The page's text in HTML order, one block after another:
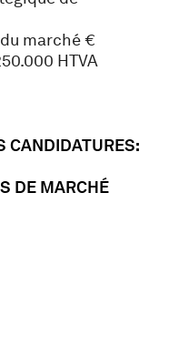
marché €
HTVA
CANDIDATURES:
DE MARCHÉ